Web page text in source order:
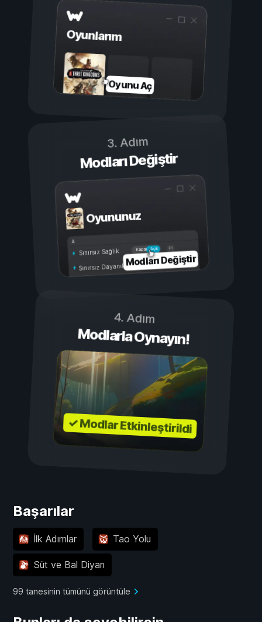
Oyunlarım
Oyunu Aç
3. Adım
Modları Değiştir
Oyununuz
Açık
Kapalı
Sınırsız Sağlık
Sınırsız DayanıklılıkModları Değiştir
4. Adım
Modlarla Oynayın!
✓ Modlar Etkinleştirildi
Başarılar
İlk Adımlar Tao Yolu
Süt ve Bal Diyarı
99 tanesinin tümünü görüntüle